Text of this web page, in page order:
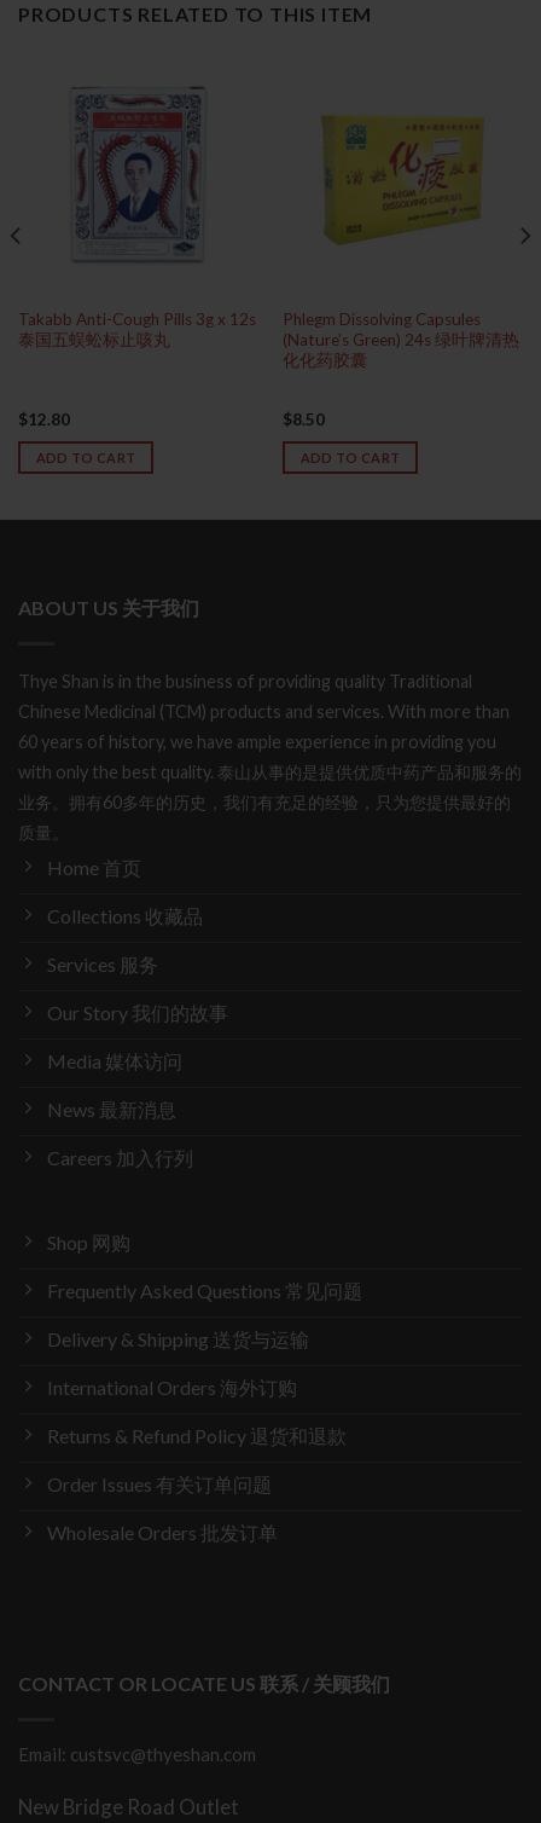
PRODUCTS RELATED TO THIS ITEM
Takabb Anti-Cough Pills 3g x 12s
泰国五蜈蚣标止咳丸
$12.80
ADD TO CART
Phlegm Dissolving Capsules
(Nature’s Green) 24s 绿叶牌清热
化化药胶囊
$8.50
ADD TO CART
ABOUT US 关于我们
Thye Shan is in the business of providing quality Traditional
Chinese Medicinal (TCM) products and services. With more than
60 years of history, we have ample experience in providing you
with only the best quality. 泰山从事的是提供优质中药产品和服务的
业务。拥有60多年的历史，我们有充足的经验，只为您提供最好的
质量。
Home 首页
Collections 收藏品
Services 服务
Our Story 我们的故事
Media 媒体访问
News 最新消息
Careers 加入行列
Shop 网购
Frequently Asked Questions 常见问题
Delivery & Shipping 送货与运输
International Orders 海外订购
Returns & Refund Policy 退货和退款
Order Issues 有关订单问题
Wholesale Orders 批发订单
CONTACT OR LOCATE US 联系 / 关顾我们
Email: custsvc@thyeshan.com
New Bridge Road Outlet